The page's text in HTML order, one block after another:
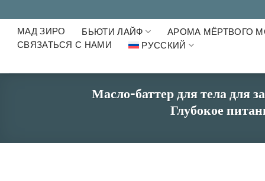
to
contentМАД ЗИРО БЬЮТИ ЛАЙФ
АРОМА МЁРТВОГО
СВЯЗАТЬСЯ С НАМИ
РУССКИЙ
Масло-баттер для тела для
Глубокое